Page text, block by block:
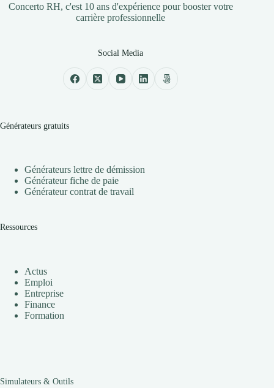
Concerto RH, c'est 10 ans d'expérience pour booster votre
carrière professionnelle
Social Media
Générateurs gratuits
Générateurs lettre de démission
Générateur fiche de paie
Générateur contrat de travail
Ressources
Actus
Emploi
Entreprise
Finance
Formation
Simulateurs & Outils